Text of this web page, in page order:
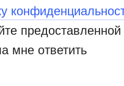
мне ответить